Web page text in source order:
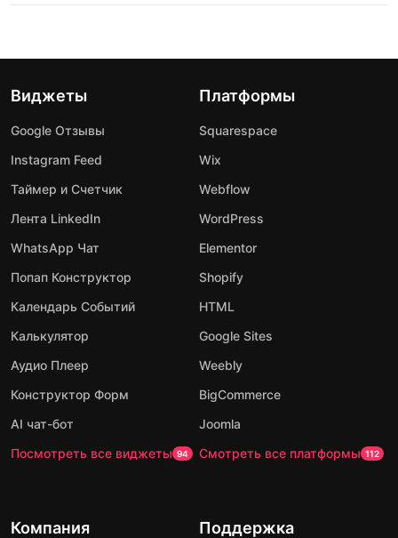
Виджеты
Google Отзывы
Instagram Feed
Таймер и Счетчик
Лента LinkedIn
WhatsApp Чат
Попап Конструктор
Календарь Событий
Калькулятор
Аудио Плеер
Конструктор Форм
AI чат-бот
Посмотреть все виджеты 94
Платформы
Squarespace
Wix
Webflow
WordPress
Elementor
Shopify
HTML
Google Sites
Weebly
BigCommerce
Joomla
Смотреть все платформы 112
Компания Поддержка